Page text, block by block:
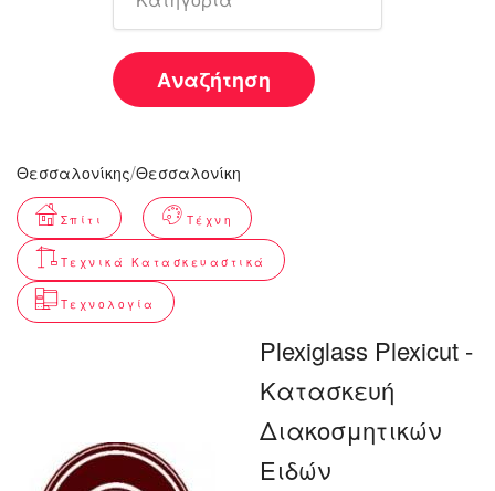
Αναζήτηση
Θεσσαλονίκης/Θεσσαλονίκη
Σπίτι Τέχνη
Τεχνικά Κατασκευαστικά
Τεχνολογία
Plexiglass Plexicut -
Κατασκευή
Διακοσμητικών
Ειδών